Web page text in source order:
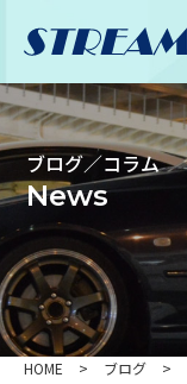
ブログ／コラム
News
HOME > ブログ >